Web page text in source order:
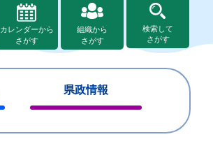
カレンダーから
さがす
組織から
さがす
検索して
さがす
県政情報
じ